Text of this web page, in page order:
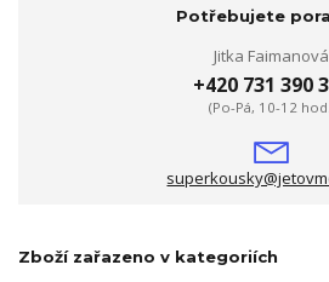
Potřebujete
Jitka Faimanová
+420 731 390
(Po-Pá, 10-12
Zboží zařazeno v kategoriích